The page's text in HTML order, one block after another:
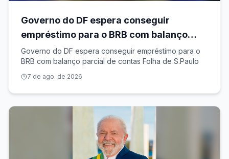
Governo do DF espera conseguir
empréstimo para o BRB com balanço
parcial de contas
Governo do DF espera conseguir empréstimo para o
BRB com balanço parcial de contas Folha de S.Paulo
7 de ago. de 2026